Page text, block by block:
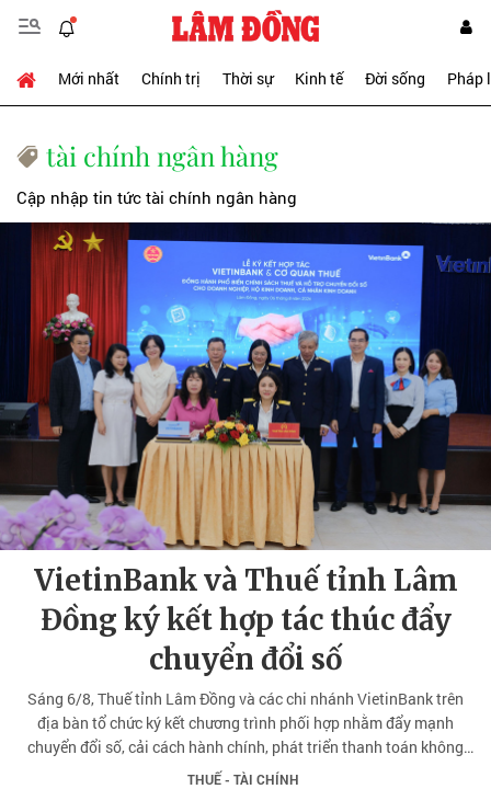
Mới nhất Chính trị Thời sự Kinh tế Đời sống Pháp
tài chính ngân hàng
Cập nhập tin tức tài chính ngân hàng
VietinBank và Thuế tỉnh Lâm
Đồng ký kết hợp tác thúc đẩy
chuyển đổi số
Sáng 6/8, Thuế tỉnh Lâm Đồng và các chi nhánh VietinBank trên
địa bàn tổ chức ký kết chương trình phối hợp nhằm đẩy mạnh
chuyển đổi số, cải cách hành chính, phát triển thanh toán không
dùng tiền mặt và nâng cao chất lượng phục vụ người dân, doanh
THUẾ - TÀI CHÍNH